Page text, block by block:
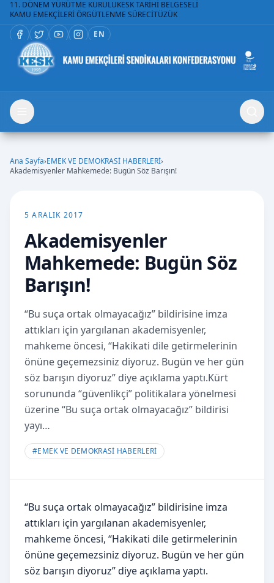
11. DÖNEM YÜRÜTME KURULUKESK TARİHİ BELGESELİ
KAMU EMEKÇİLERİ ÖRGÜTLENME SÜRECİTÜZÜK
EN
Ana Sayfa›EMEK VE DEMOKRASİ HABERLERİ›
Akademisyenler Mahkemede: Bugün Söz Barışın!
5 ARALIK 2017
Akademisyenler
Mahkemede: Bugün Söz
Barışın!
“Bu suça ortak olmayacağız” bildirisine imza
attıkları için yargılanan akademisyenler,
mahkeme öncesi, “Hakikati dile getirmelerinin
önüne geçemezsiniz diyoruz. Bugün ve her gün
söz barışın diyoruz” diye açıklama yaptı.Kürt
sorununda “güvenlikçi” politikalara yönelmesi
üzerine “Bu suça ortak olmayacağız” bildirisi
yayı…
#EMEK VE DEMOKRASİ HABERLERİ
“Bu suça ortak olmayacağız” bildirisine imza
attıkları için yargılanan akademisyenler,
mahkeme öncesi, “Hakikati dile getirmelerinin
önüne geçemezsiniz diyoruz. Bugün ve her gün
söz barışın diyoruz” diye açıklama yaptı.